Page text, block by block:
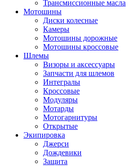
Трансмиссионные масла
Мотошины
Диски колесные
Камеры
Мотошины дорожные
Мотошины кроссовые
Шлемы
Визоры и аксессуары
Запчасти для шлемов
Интегралы
Кроссовые
Модуляры
Мотарды
Мотогарнитуры
Открытые
Экипировка
Джерси
Дождевики
Защита